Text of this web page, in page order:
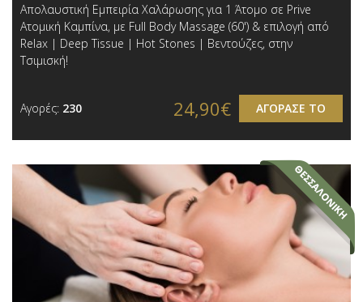
Απολαυστική Εμπειρία Χαλάρωσης για 1 Άτομο σε Prive
Ατομική Καμπίνα, με Full Body Massage (60') & επιλογή από
Relax | Deep Tissue | Hot Stones | Βεντούζες, στην
Τσιμισκή!
Αγορές: 230 ΑΓΟΡΑΣΕ ΤΟ
24,90€